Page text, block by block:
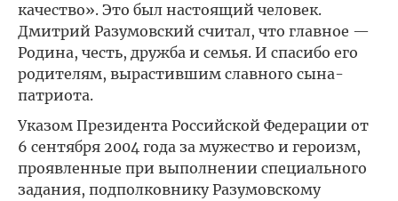
качество». Это был настоящий человек.
Дмитрий Разумовский считал, что главное —
Родина, честь, дружба и семья. И спасибо его
родителям, вырастившим славного сына-
патриота.
Указом Президента Российской Федерации от
6 сентября 2004 года за мужество и героизм,
проявленные при выполнении специального
задания, подполковнику Разумовскому